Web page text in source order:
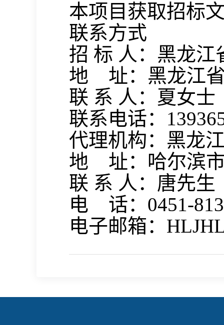
本项目获取招标
联系方式
招 标 人：黑龙江
地
址：黑龙江
联 系 人：夏女士
联系电话：
代理机构：黑龙
地
址：哈尔滨
联 系 人：唐先生
电
话： 0451-
电子邮箱：